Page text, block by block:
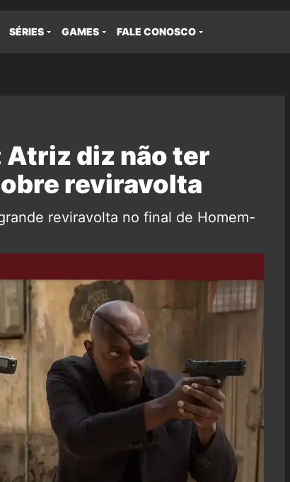
SÉRIES GAMES FALE CONOSCO
diz não ter
reviravolta
reviravolta no final de Homem-